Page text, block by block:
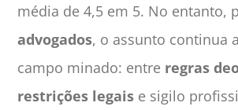
média de 4,5 em 5. No entanto,
advogados, o assunto continua
campo minado: entre regras
restrições legais e sigilo